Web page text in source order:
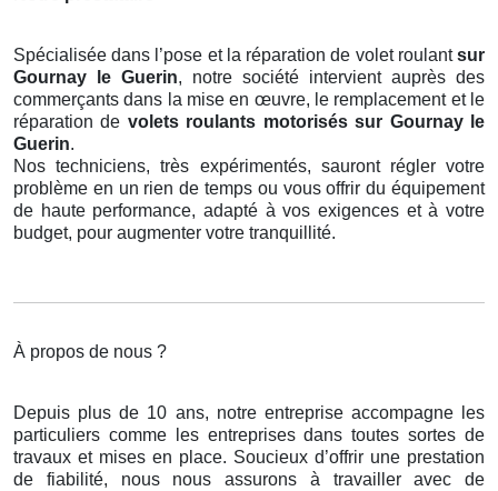
Spécialisée dans l’pose et la réparation de volet roulantsur
Gournay le Guerin, notre société intervient auprès des
commerçants dans la mise en œuvre, le remplacement et le
réparation de volets roulants motorisés sur Gournay le
Guerin.
Nos techniciens, très expérimentés, sauront régler votre
problème en un rien de temps ou vous offrir du équipement
de haute performance, adapté à vos exigences et à votre
budget, pour augmenter votre tranquillité.
À propos de nous ?
Depuis plus de 10 ans, notre entreprise accompagne les
particuliers comme les entreprises dans toutes sortes de
travaux et mises en place. Soucieux d’offrir une prestation
de fiabilité, nous nous assurons à travailler avec de